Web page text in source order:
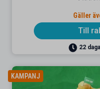
Gäller
Till
22
KAMPANJ